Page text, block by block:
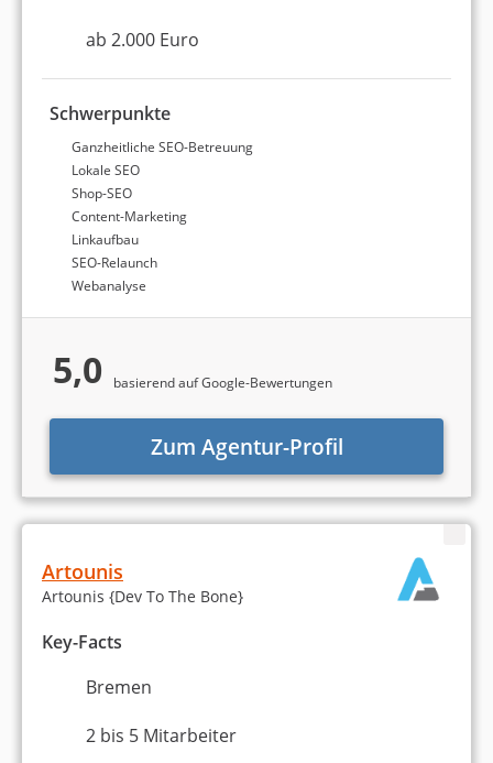
ab 2.000 Euro
Schwerpunkte
Ganzheitliche SEO-Betreuung
Lokale SEO
Shop-SEO
Content-Marketing
Linkaufbau
SEO-Relaunch
Webanalyse
5,0 basierend auf Google-Bewertungen
Zum Agentur-Profil
Artounis
Artounis {Dev To The Bone}
Key-Facts
Bremen
2 bis 5 Mitarbeiter